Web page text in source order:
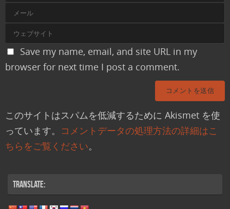
Save my name, email, and site URL in my
browser for next time I post a comment.
このサイトはスパムを低減するために Akismet を使
っています。
コメントデータの処理方法の詳細はこ
ちらをご覧ください。
Translate: